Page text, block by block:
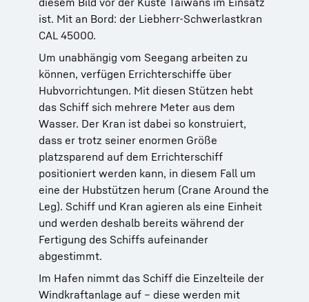
ist. Mit an Bord: der Liebherr-Schwerlastkran
CAL 45000.
Um unabhängig vom Seegang arbeiten zu
können, verfügen Errichterschiffe über
Hubvorrichtungen. Mit diesen Stützen hebt
das Schiff sich mehrere Meter aus dem
Wasser. Der Kran ist dabei so konstruiert,
dass er trotz seiner enormen Größe
platzsparend auf dem Errichterschiff
positioniert werden kann, in diesem Fall um
eine der Hubstützen herum (Crane Around the
Leg). Schiff und Kran agieren als eine Einheit
und werden deshalb bereits während der
Fertigung des Schiffs aufeinander
abgestimmt.
Im Hafen nimmt das Schiff die Einzelteile der
Windkraftanlage auf – diese werden mit